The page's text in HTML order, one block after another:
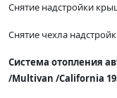
Снятие надстройки
Снятие чехла
Система отопления
/Multivan /California